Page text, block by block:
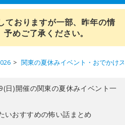
ておりますが一部、昨年の情
めご了承ください。
関東の夏休みイベント・おでかけ
日)開催の関東の夏休みイベント一
いおすすめの怖い話まとめ